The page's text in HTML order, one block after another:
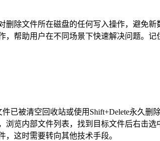
除文件所在磁盘的任何写入操作，避免新
帮助用户在不同场景下快速解决问题。记
已被清空回收站或使用Shift+Delete永久删
览内部文件列表，找到目标文件后右击选
这时需要转向其他技术手段。